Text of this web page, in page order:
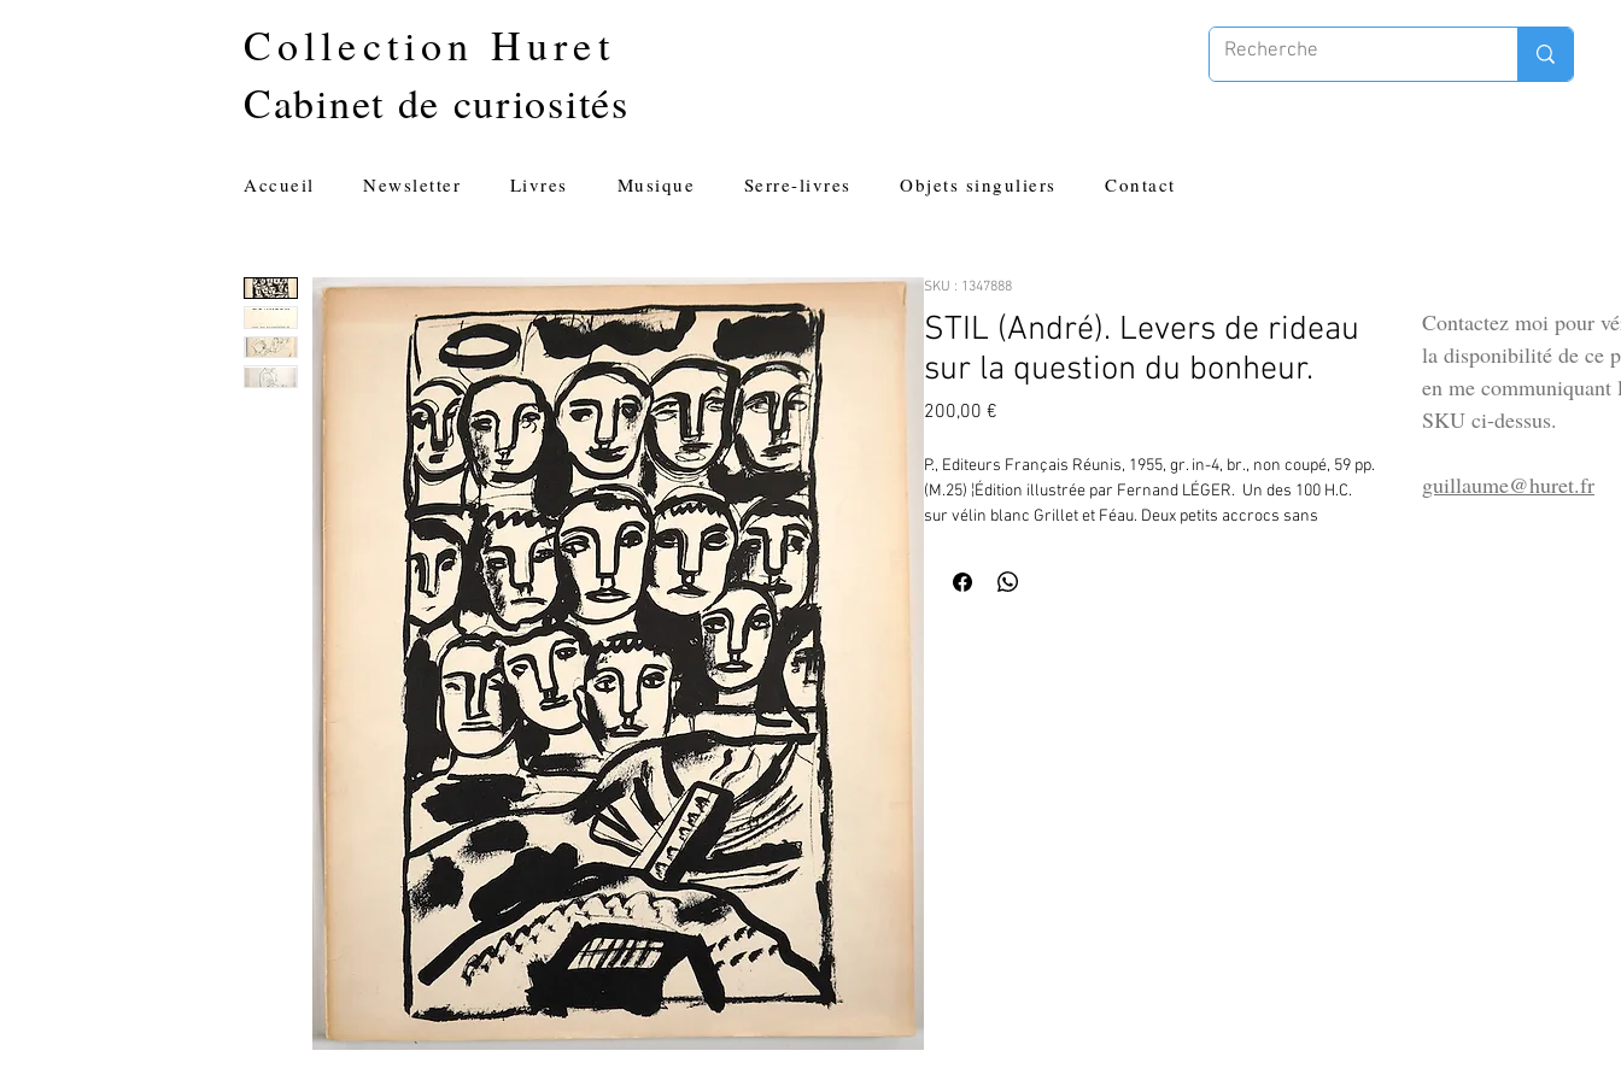
Collection Huret
Cabinet de curiosités
Accueil Newsletter Livres Musique Serre-livres Objets singuliers Contact
SKU : 1347888
STIL (André). Levers de rideau
sur la question du bonheur.
200,00 €
P., Editeurs Français Réunis, 1955, gr. in-4, br., non coupé, 59 pp.
(M.25) ¦Édition illustrée par Fernand LÉGER.  Un des 100 H.C.
sur vélin blanc Grillet et Féau. Deux petits accrocs sans
Contactez moi pour
la disponibilité de ce
en me communiquant
SKU ci-dessus.
guillaume@huret.fr